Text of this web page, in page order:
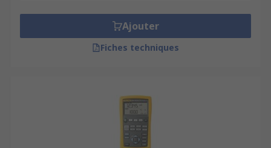
Ajouter
Fiches techniques